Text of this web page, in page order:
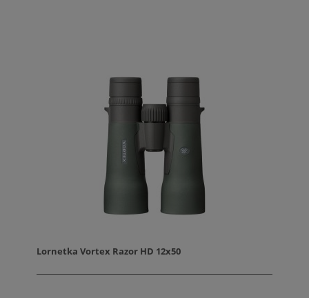
Lornetka Vortex Razor HD 12x50